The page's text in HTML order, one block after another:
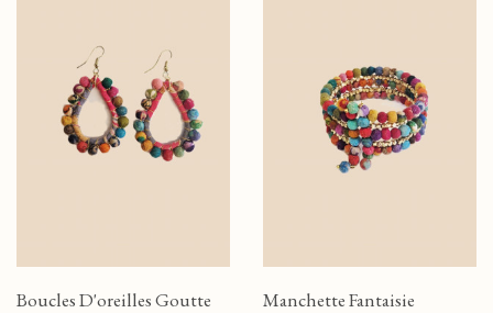
Boucles D'oreilles Goutte Manchette Fantaisie